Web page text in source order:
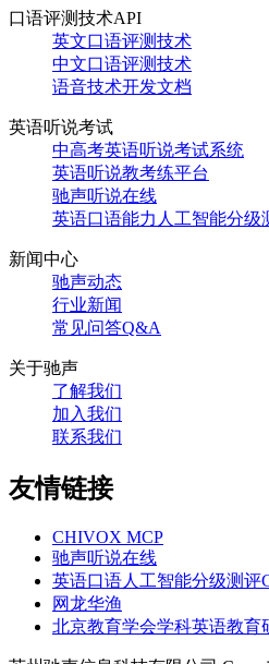
口语评测技术API
英文口语评测技术
中文口语评测技术
语音技术开发文档
英语听说考试
中高考英语听说考试系统
英语听说教考练平台
驰声听说在线
英语口语能力人工智能分级
新闻中心
驰声动态
行业新闻
常见问答Q&A
关于驰声
了解我们
加入我们
联系我们
友情链接
CHIVOX MCP
驰声听说在线
英语口语人工智能分级测评
网龙华渔
北京教育学会学科英语教育